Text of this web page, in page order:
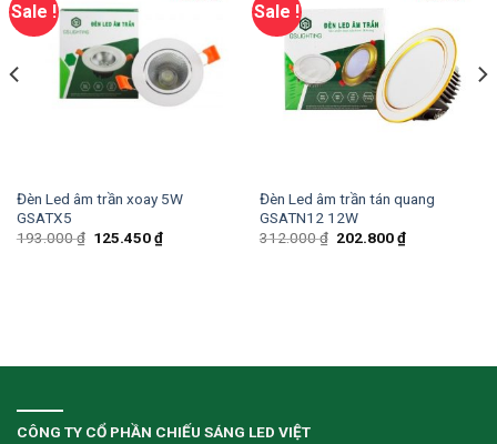
Sale !
Đèn Led âm trần xoay 5W
GSATX5
193.000₫ 125.450₫
Sale !
Đèn Led âm trần tán quang
GSATN12 12W
312.000₫ 202.800₫
CÔNG TY CỔ PHẦN CHIẾU SÁNG LED VIỆT